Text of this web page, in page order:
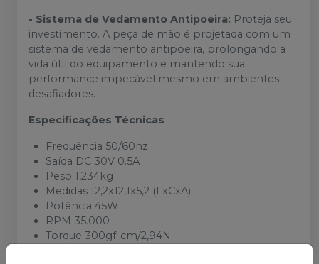
- Sistema de Vedamento Antipoeira: Proteja seu
investimento. A peça de mão é projetada com um
sistema de vedamento antipoeira, prolongando a
vida útil do equipamento e mantendo sua
performance impecável mesmo em ambientes
desafiadores.
Especificações Técnicas
Frequência 50/60hz
Saída DC 30V 0.5A
Peso 1,234kg
Medidas 12,2x12,1x5,2 (LxCxA)
Potência 45W
RPM 35.000
Torque 300gf-cm/2,94N